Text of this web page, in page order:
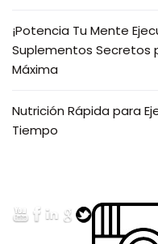
¡Potencia Tu Mente
Suplementos Secretos
Máxima
Nutrición Rápida para
Tiempo